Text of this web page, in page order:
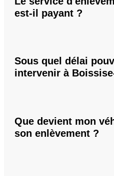
est-il payant ?
Sous quel délai
intervenir à
Que devient mon
son enlèvement ?